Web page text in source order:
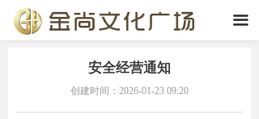
끀
安全经营通知
创建时间： 2026-01-23 09:20